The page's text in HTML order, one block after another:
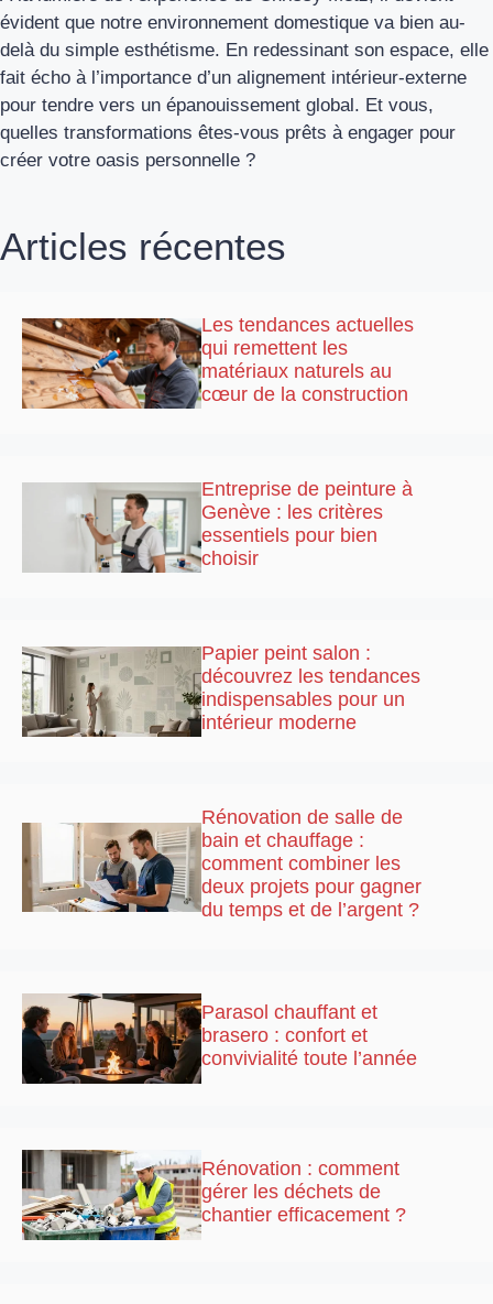
évident que notre environnement domestique va bien au-
delà du simple esthétisme. En redessinant son espace, elle
fait écho à l’importance d’un alignement intérieur-externe
pour tendre vers un épanouissement global. Et vous,
quelles transformations êtes-vous prêts à engager pour
créer votre oasis personnelle ?
Articles récentes
Les tendances actuelles
qui remettent les
matériaux naturels au
cœur de la construction
Entreprise de peinture à
Genève : les critères
essentiels pour bien
choisir
Papier peint salon :
découvrez les tendances
indispensables pour un
intérieur moderne
Rénovation de salle de
bain et chauffage :
comment combiner les
deux projets pour gagner
du temps et de l’argent ?
Parasol chauffant et
brasero : confort et
convivialité toute l’année
Rénovation : comment
gérer les déchets de
chantier efficacement ?